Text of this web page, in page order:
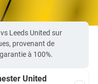
Leeds United sur
provenant de
à 100%.
United